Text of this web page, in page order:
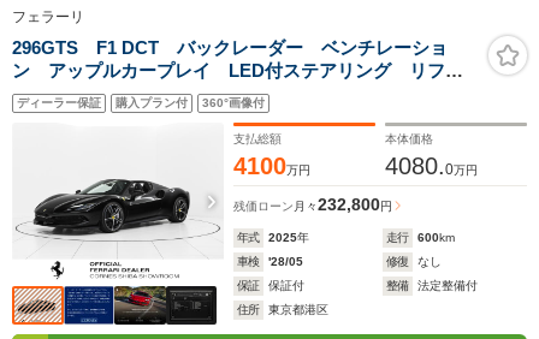
フェラーリ
296GTS F1 DCT バックレーダー ベンチレーショ
ン アップルカープレイ LED付ステアリング リフタ
ー 20インチ鍛造ホイール
ディーラー保証 購入プラン付 360°画像付
支払総額
4100万円
本体価格
4080.0万円
残価ローン 月々232,800円
年式 2025年 走行 600km
車検
'28/05 修復
なし
保証
保証付 整備
法定整備付
住所
東京都港区